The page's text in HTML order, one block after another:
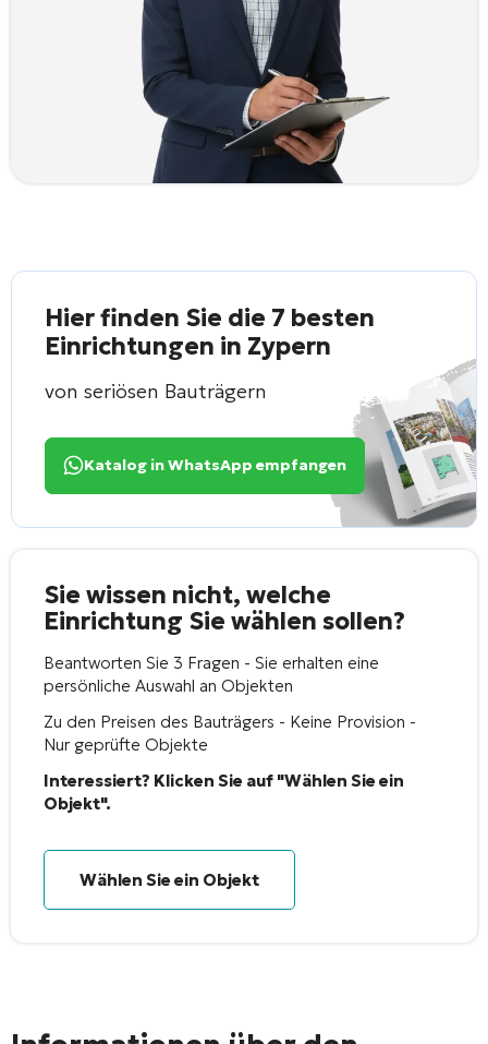
Hier finden Sie die 7 besten
Einrichtungen in Zypern
von seriösen Bauträgern
Katalog in WhatsApp empfangen
Sie wissen nicht, welche
Einrichtung Sie wählen sollen?
Beantworten Sie 3 Fragen - Sie erhalten eine
persönliche Auswahl an Objekten
Zu den Preisen des Bauträgers - Keine Provision -
Nur geprüfte Objekte
Interessiert? Klicken Sie auf "Wählen Sie ein
Objekt".
Wählen Sie ein Objekt